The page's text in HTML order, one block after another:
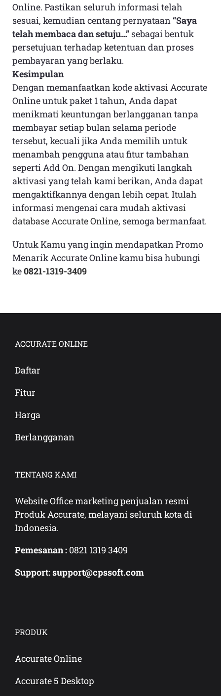
Online. Pastikan seluruh informasi telah
sesuai, kemudian centang pernyataan “Saya
telah membaca dan setuju…”sebagai bentuk
persetujuan terhadap ketentuan dan proses
pembayaran yang berlaku.
Kesimpulan
Dengan memanfaatkan kode aktivasi Accurate
Online untuk paket 1 tahun, Anda dapat
menikmati keuntungan berlangganan tanpa
membayar setiap bulan selama periode
tersebut, kecuali jika Anda memilih untuk
menambah pengguna atau fitur tambahan
seperti Add On. Dengan mengikuti langkah
aktivasi yang telah kami berikan, Anda dapat
mengaktifkannya dengan lebih cepat. Itulah
informasi mengenai cara mudah aktivasi
database Accurate Online, semoga bermanfaat.
Untuk Kamu yang ingin mendapatkan Promo
Menarik Accurate Online kamu bisa hubungi
ke0821-1319-3409
ACCURATE ONLINE
Daftar
Fitur
Harga
Berlangganan
TENTANG KAMI
Website Office marketing penjualan resmi
Produk Accurate, melayani seluruh kota di
Indonesia.
Pemesanan : 0821 1319 3409
Support: support@cpssoft.com
PRODUK
Accurate Online
Accurate 5 Desktop